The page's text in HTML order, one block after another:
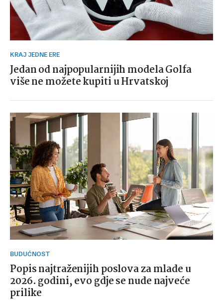
KRAJ JEDNE ERE
Jedan od najpopularnijih modela Golfa
više ne možete kupiti u Hrvatskoj
BUDUĆNOST
Popis najtraženijih poslova za mlade u
2026. godini, evo gdje se nude najveće
prilike